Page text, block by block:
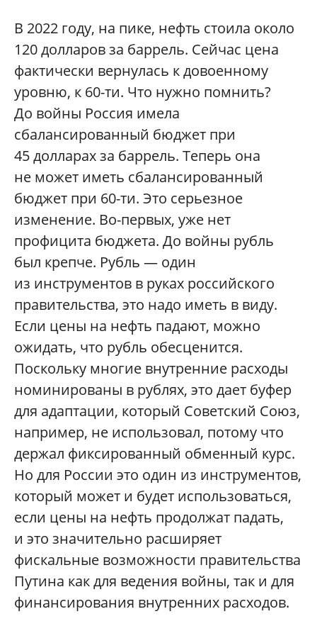
В 2022 году, на пике, нефть стоила около
120 долларов за баррель. Сейчас цена
фактически вернулась к довоенному
уровню, к 60-ти. Что нужно помнить?
До войны Россия имела
сбалансированный бюджет при
45 долларах за баррель. Теперь она
не может иметь сбалансированный
бюджет при 60-ти. Это серьезное
изменение. Во-первых, уже нет
профицита бюджета. До войны рубль
был крепче. Рубль — один
из инструментов в руках российского
правительства, это надо иметь в виду.
Если цены на нефть падают, можно
ожидать, что рубль обесценится.
Поскольку многие внутренние расходы
номинированы в рублях, это дает буфер
для адаптации, который Советский Союз,
например, не использовал, потому что
держал фиксированный обменный курс.
Но для России это один из инструментов,
который может и будет использоваться,
если цены на нефть продолжат падать,
и это значительно расширяет
фискальные возможности правительства
Путина как для ведения войны, так и для
финансирования внутренних расходов.